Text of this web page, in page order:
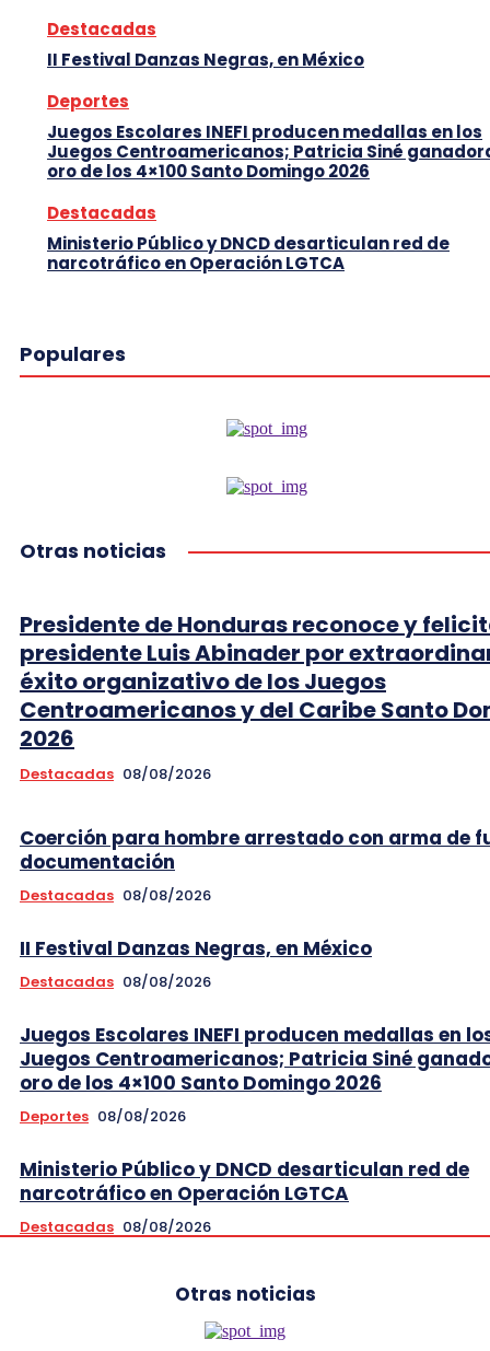
Destacadas
II Festival Danzas Negras, en México
Deportes
Juegos Escolares INEFI producen medallas en los
Juegos Centroamericanos; Patricia Siné
oro de los 4×100 Santo Domingo 2026
Destacadas
Ministerio Público y DNCD desarticulan red de
narcotráfico en Operación LGTCA
Populares
Otras noticias
Presidente de Honduras reconoce y
presidente Luis Abinader por
éxito organizativo de los Juegos
Centroamericanos y del Caribe Santo
2026
Destacadas 08/08/2026
Coerción para hombre arrestado con arma de
documentación
Destacadas 08/08/2026
II Festival Danzas Negras, en México
Destacadas 08/08/2026
Juegos Escolares INEFI producen medallas en
Juegos Centroamericanos; Patricia Siné
oro de los 4×100 Santo Domingo 2026
Deportes 08/08/2026
Ministerio Público y DNCD desarticulan red de
narcotráfico en Operación LGTCA
Destacadas 08/08/2026
Otras noticias